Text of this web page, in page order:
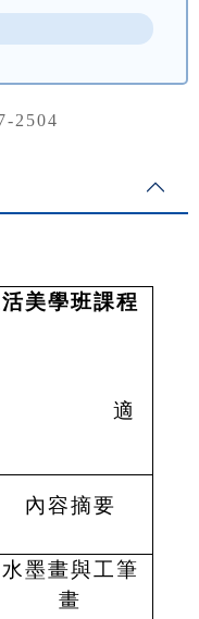
2504
美學班課程
水墨
淑女 適
內容摘要
水墨畫與工筆
畫